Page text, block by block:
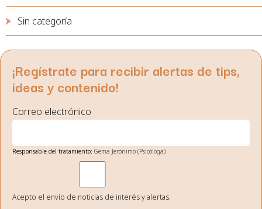
Sin categoría
¡Regístrate para recibir alertas de tips,
ideas y contenido!
Correo electrónico
Responsable del tratamiento: Gema Jerónimo (Psicóloga)
Gestión de envío de noticias de interés.
legal.
Derechos:
Podrá ejercitar los derechos de acceso, rectificación, supresión, oposición,
Acepto el envío de noticias de interés y alertas.